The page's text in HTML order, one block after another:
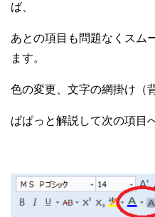
ば、
あとの項目も問題なくスム
ます。
色の変更、文字の網掛け（
ぱぱっと解説して次の項目